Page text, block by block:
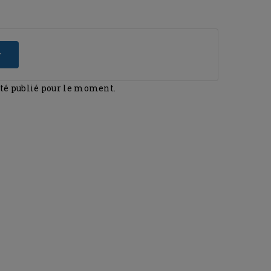
publié pour le moment.